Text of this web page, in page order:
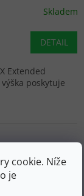
cookie. Níže
je
Skladem
DETAIL
Extended
poskytuje